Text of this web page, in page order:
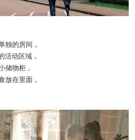
独的房间，
活动区域，
储物柜，
放在里面，